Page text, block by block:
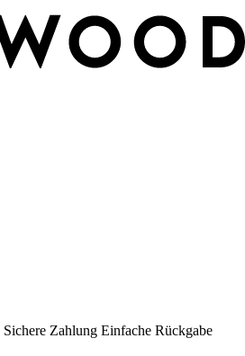
Sichere Zahlung Einfache Rückgabe